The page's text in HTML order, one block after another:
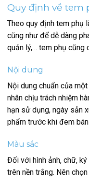
Quy định về tem
Theo quy định tem phụ
cũng như để dễ dàng
quản lý,… tem phụ cũng
Nội dung
Nội dung chuẩn của
nhân chịu trách nhiệm
hạn sử dụng, ngày sản
phẩm trước khi đem
Màu sắc
Đối với hình ảnh, chữ,
trên nền trắng. Nên